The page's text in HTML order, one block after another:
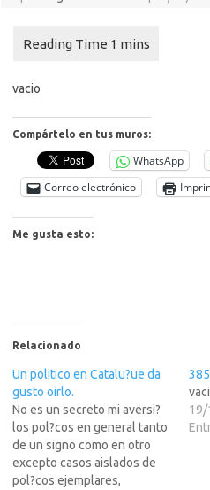
vacio
Compártelo en tus muros:
WhatsApp
Correo electrónico
Me gusta esto:
Relacionado
Un politico en Catalu?ue da
gusto oirlo.
No es un secreto mi aversi?
los pol?cos en general tanto
de un signo como en otro
excepto casos aislados de
pol?cos ejemplares,
19/